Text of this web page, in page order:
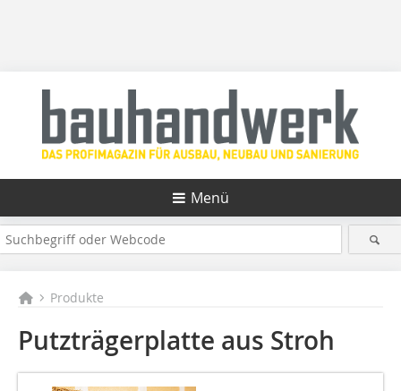
Menü
Produkte
Putzträgerplatte aus Stroh